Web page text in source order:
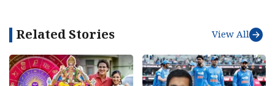
Related Stories View All